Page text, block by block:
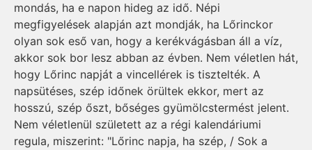
mondás, ha e napon hideg az idő. Népi
megfigyelések alapján azt mondják, ha Lőrinckor
olyan sok eső van, hogy a kerékvágásban áll a víz,
akkor sok bor lesz abban az évben. Nem véletlen hát,
hogy Lőrinc napját a vincellérek is tisztelték. A
napsütéses, szép időnek örültek ekkor, mert az
hosszú, szép őszt, bőséges gyümölcstermést jelent.
Nem véletlenül született az a régi kalendáriumi
regula, miszerint: "Lőrinc napja, ha szép, / Sok a